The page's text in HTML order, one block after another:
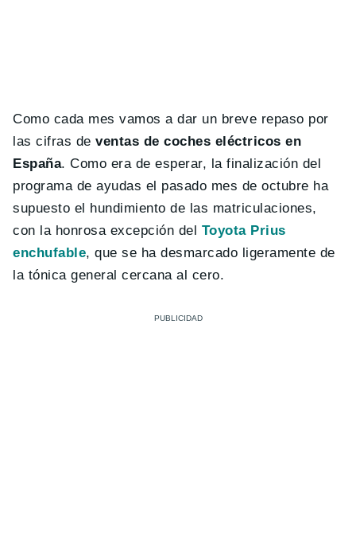
Como cada mes vamos a dar un breve repaso por
las cifras deventas de coches eléctricos en
España. Como era de esperar, la finalización del
programa de ayudas el pasado mes de octubre ha
supuesto el hundimiento de las matriculaciones,
con la honrosa excepción del Toyota Prius
enchufable, que se ha desmarcado ligeramente de
la tónica general cercana al cero.